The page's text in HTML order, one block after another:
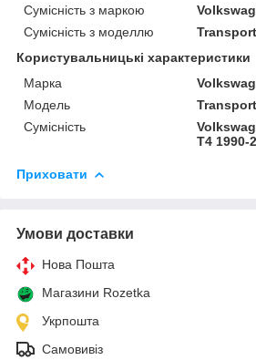
Сумісність з маркою
Сумісність з моделлю
Користувальницькі характеристики
Марка
Модель
Сумісність
T4 1990-
Приховати
Умови доставки
Нова Пошта
Магазини Rozetka
Укрпошта
Самовивіз